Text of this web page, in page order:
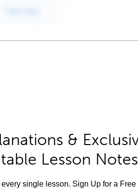
&
Lesson Notes
single lesson. Sign Up for a Free